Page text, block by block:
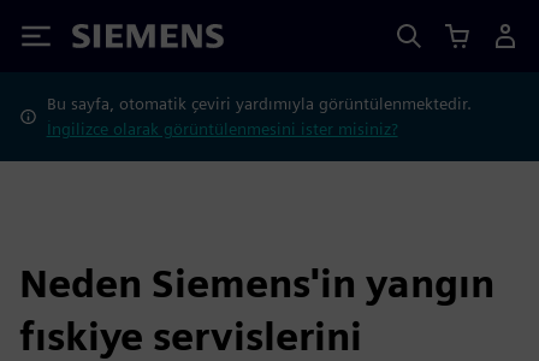
Siemens
Bu sayfa, otomatik çeviri yardımıyla görüntülenmektedir.
İngilizce olarak görüntülenmesini ister misiniz?
Neden Siemens'in yangın
fıskiye servislerini